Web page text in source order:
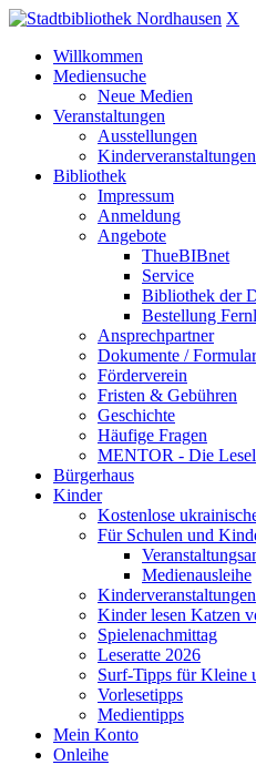
X
Willkommen
Mediensuche
Neue Medien
Veranstaltungen
Ausstellungen
Kinderveranstaltungen
Bibliothek
Impressum
Anmeldung
Angebote
ThueBIBnet
Service
Bibliothek der
Bestellung
Ansprechpartner
Dokumente /
Förderverein
Fristen & Gebühren
Geschichte
Häufige Fragen
MENTOR - Die
Bürgerhaus
Kinder
Kostenlose
Für Schulen und
Medienausleihe
Kinderveranstaltungen
Kinder lesen Katzen
Spielenachmittag
Leseratte 2026
Surf-Tipps für Kleine
Vorlesetipps
Medientipps
Mein Konto
Onleihe